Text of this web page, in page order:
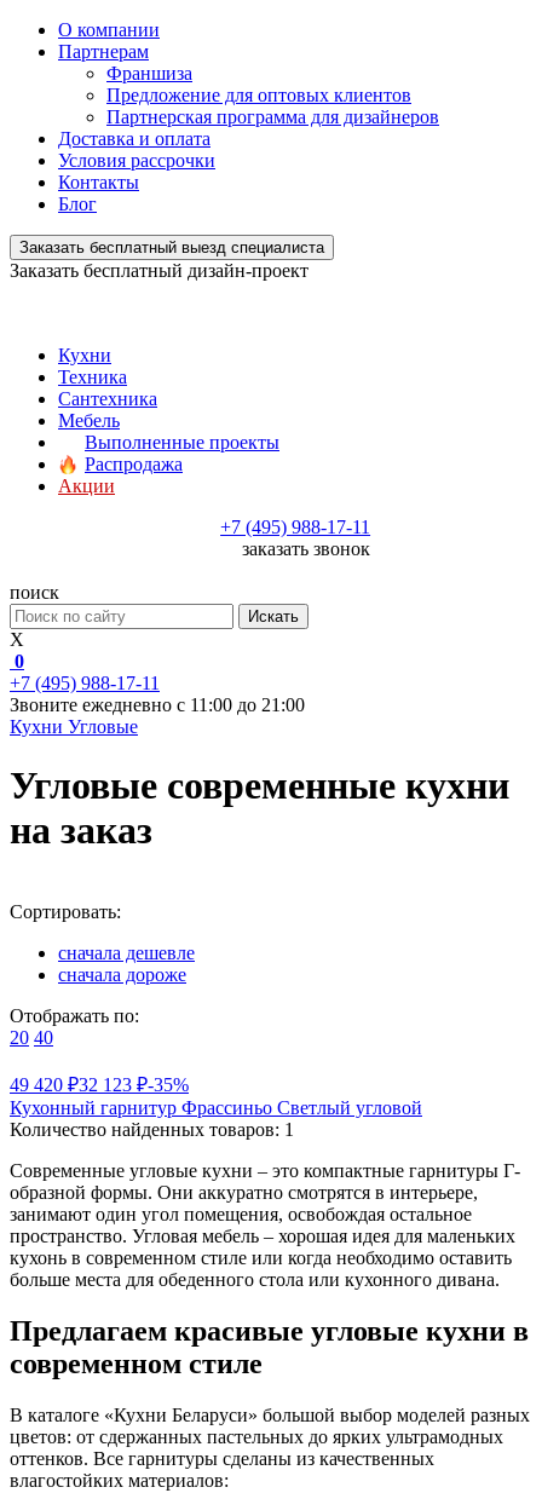
О компании
Партнерам
Франшиза
Предложение для оптовых клиентов
Партнерская программа для дизайнеров
Доставка и оплата
Условия рассрочки
Контакты
Блог
Заказать бесплатный выезд специалиста
Заказать бесплатный дизайн-проект
Кухни
Техника
Сантехника
Мебель
Выполненные проекты
Распродажа
Акции
+7 (495) 988-17-11
заказать звонок
поиск
Искать
X
0
+7 (495) 988-17-11
Звоните ежедневно с 11:00 до 21:00
Кухни Угловые
Угловые современные кухни
на заказ
Сортировать:
сначала дешевле
сначала дороже
Отображать по:
20 40
49 420 ₽32 123 ₽-35%
Кухонный гарнитур Фрассиньо Светлый угловой
Количество найденных товаров: 1
Современные угловые кухни – это компактные гарнитуры Г-
образной формы. Они аккуратно смотрятся в интерьере,
занимают один угол помещения, освобождая остальное
пространство. Угловая мебель – хорошая идея для маленьких
кухонь в современном стиле или когда необходимо оставить
больше места для обеденного стола или кухонного дивана.
Предлагаем красивые угловые кухни в
современном стиле
В каталоге «Кухни Беларуси» большой выбор моделей разных
цветов: от сдержанных пастельных до ярких ультрамодных
оттенков. Все гарнитуры сделаны из качественных
влагостойких материалов: